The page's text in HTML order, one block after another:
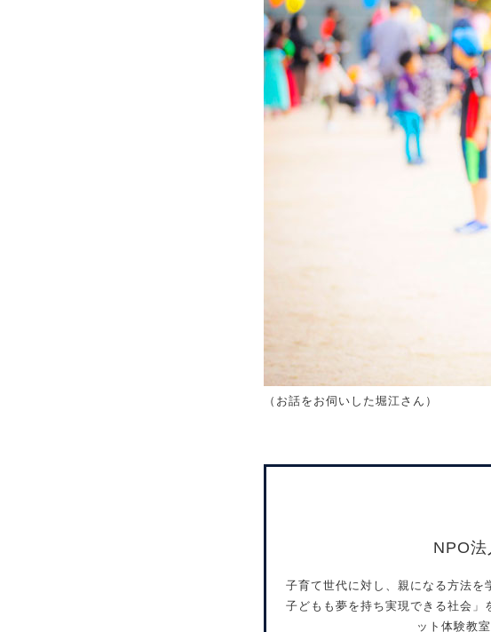
（お話をお伺いした堀江さん）
NPO法
子育て世代に対し、親になる方法を
子どもも夢を持ち実現できる社会」
ット体験教